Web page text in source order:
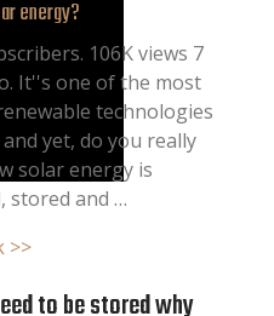
energy?
106K views 7
It''s one of the most
technologies
yet, do you really
solar energy is
stored and …
>>
to be stored why